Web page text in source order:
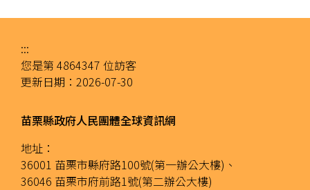
:::
您是第 4864347 位訪客
更新日期： 2026-07-30
苗栗縣政府人民團體全球資訊網
地址：
36001 苗栗市縣府路100號(第一辦公大樓)、
36046 苗栗市府前路1號(第二辦公大樓)